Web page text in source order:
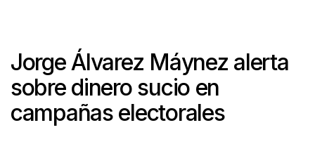
Jorge Álvarez Máynez alerta
sobre dinero sucio en
campañas electorales